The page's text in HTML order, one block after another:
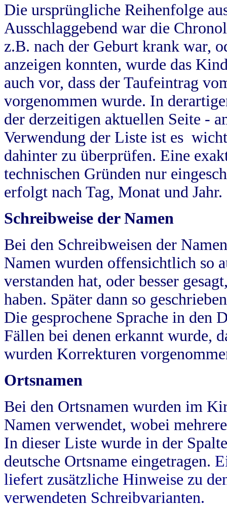
Die ursprüngliche Reihenfolge
Ausschlaggebend war die
z.B. nach der Geburt krank war,
anzeigen konnten, wurde das
auch vor, dass der Taufeintrag
vorgenommen wurde. In
der derzeitigen aktuellen Seite -
Verwendung der Liste ist es
dahinter zu überprüfen. Eine
technischen Gründen nur
erfolgt nach Tag, Monat und Jahr.
Schreibweise der Namen
Bei den Schreibweisen der
Namen wurden offensichtlich so
verstanden hat, oder besser
haben. Später dann so
Die gesprochene Sprache in
Fällen bei denen erkannt wurde,
wurden Korrekturen
Ortsnamen
Bei den Ortsnamen wurden im
Namen verwendet, wobei
In dieser Liste wurde in der
deutsche Ortsname eingetragen.
liefert zusätzliche Hinweise zu
verwendeten Schreibvarianten.